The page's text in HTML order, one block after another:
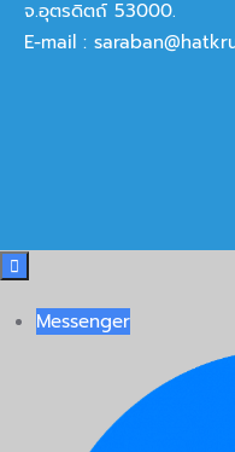
จ.อุตรดิตถ์ 53000.
E-mail :

Messenger